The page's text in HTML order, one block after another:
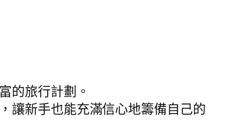
的旅行計劃。
讓新手也能充滿信心地籌備自己的